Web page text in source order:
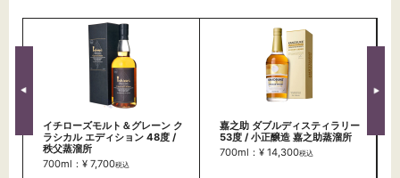
イチローズモルト＆グレーン ク
ラシカル エディション 48度 /
秩父蒸溜所
700ml：¥ 7,700税込
嘉之助 ダブルディスティラリー
53度 / 小正醸造 嘉之助蒸溜所
700ml：¥ 14,300税込